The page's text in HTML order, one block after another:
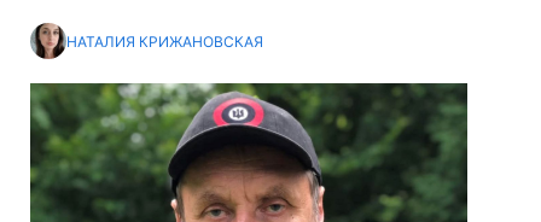
НАТАЛИЯ КРИЖАНОВСКАЯ